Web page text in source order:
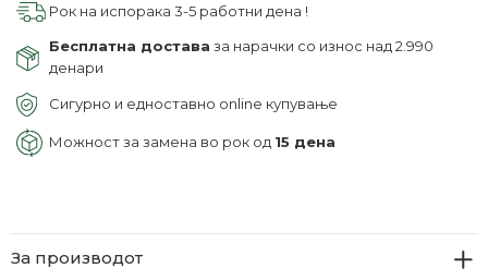
Рок на испорака 3-5 работни дена !
Бесплатна достава за нарачки со износ над 2.990
денари
Сигурно и едноставно online купување
Можност за замена во рок од 15 дена
За производот